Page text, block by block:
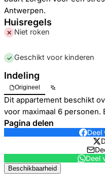
Antwerpen.
Huisregels
✕ Niet roken
✓ Geschikt voor kinderen
Indeling
Origineel
Dit appartement beschikt
voor maximaal 6 personen.
Pagina delen
Deel
Deel
Beschikbaarheid